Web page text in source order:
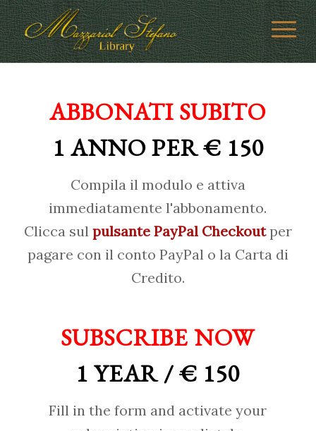
ABBONATI SUBITO
1 ANNO PER € 150
Compila il modulo e attiva
immediatamente l'abbonamento.
Clicca sul pulsante PayPal Checkoutper
pagare con il conto PayPal o la Carta di
Credito.
SUBSCRIBE NOW
1 YEAR / € 150
Fill in the form and activate your